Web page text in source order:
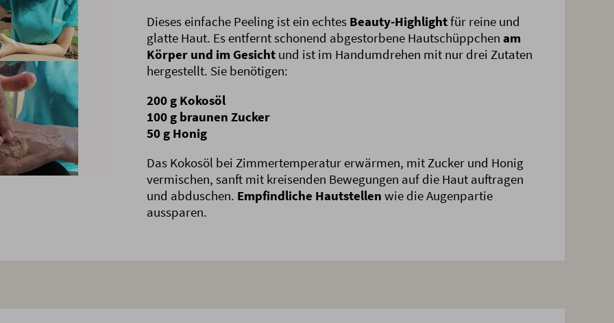
Dieses einfache Peeling ist ein echtes Beauty-Highlightfür reine und
glatte Haut. Es entfernt schonend abgestorbene Hautschüppchen am
Körper und im Gesicht und ist im Handumdrehen mit nur drei Zutaten
hergestellt. Sie benötigen:
200 g Kokosöl
100 g braunen Zucker
50 g Honig
Das Kokosöl bei Zimmertemperatur erwärmen, mit Zucker und Honig
vermischen, sanft mit kreisenden Bewegungen auf die Haut auftragen
und abduschen. Empfindliche Hautstellen wie die Augenpartie
aussparen.